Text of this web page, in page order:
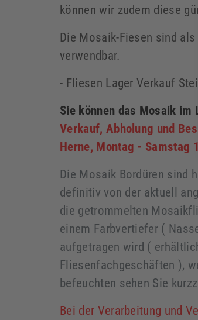
können wir zudem diese
Die Mosaik-Fiesen sind
verwendbar.
- Fliesen Lager Verkauf
Sie können das Mosaik im
Verkauf, Abholung und
Herne, Montag - Samstag
Die Mosaik Bordüren sind
definitiv von der aktuell
die getrommelten
einem Farbvertiefer (
aufgetragen wird (
Fliesenfachgeschäften ),
befeuchten sehen Sie
Bei der Verarbeitung und